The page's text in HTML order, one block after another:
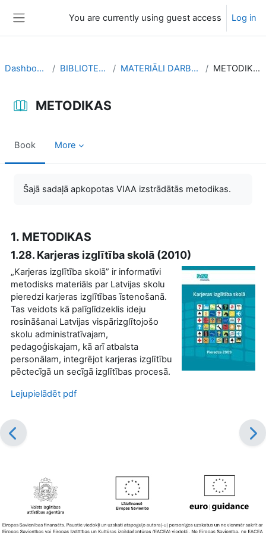
You are currently using guest access Log in
Dashboard BIBLIOTEKA MATERIĀLI DARBAM METODIKAS
METODIKAS
Book More
Šajā sadaļā apkopotas VIAA izstrādātās metodikas.
1. METODIKAS
1.28. Karjeras izglītība skolā (2010)
„Karjeras izglītība skolā” ir informatīvi
metodisks materiāls par Latvijas skolu
pieredzi karjeras izglītības īstenošanā.
Tas veidots kā palīglīdzeklis ideju
rosināšanai Latvijas vispārizglītojošo
skolu administratīvajam,
pedagoģiskajam, kā arī atbalsta
personālam, integrējot karjeras izglītību
pēctecīgā un secīgā izglītības procesā.
Lejupielādēt pdf